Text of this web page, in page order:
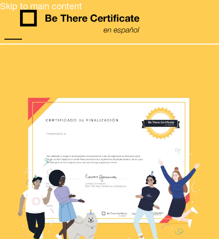
Skip to main content